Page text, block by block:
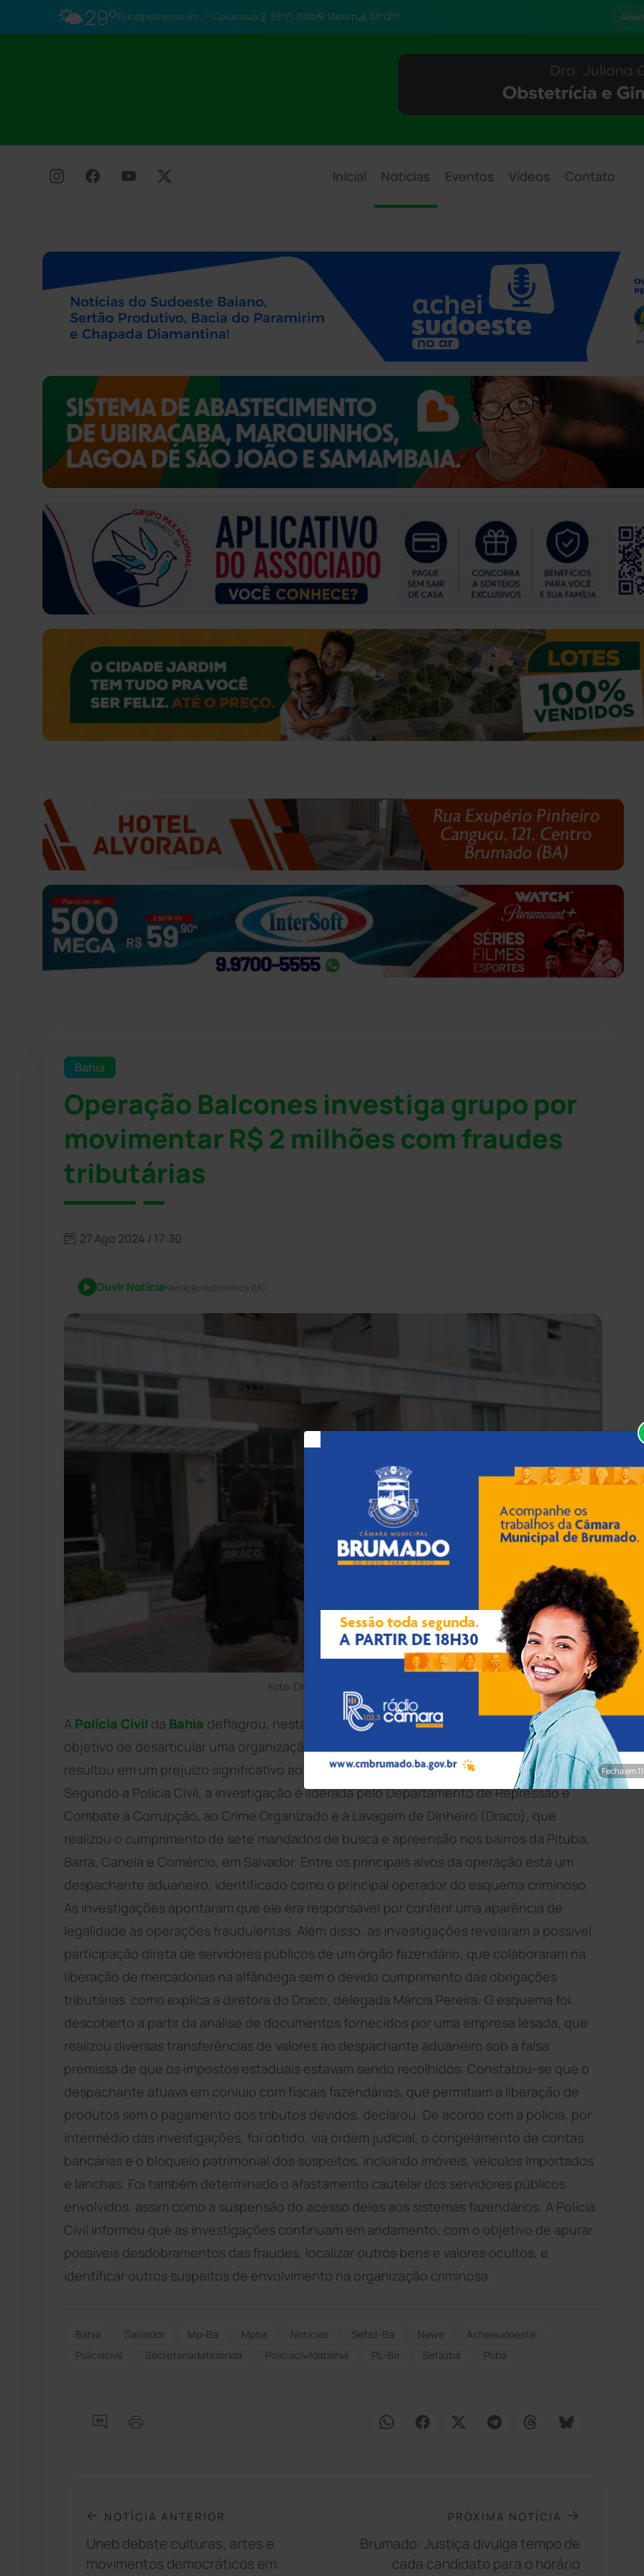
🌤️29° Principalmente limpo Columbus 33° 70% 13km/h 33°/21°
Inicial Notícias Eventos Vídeos Contato
Bahia
Operação Balcones investiga grupo por
movimentar R$ 2 milhões com fraudes
tributárias
27 Ago 2024 / 17:30
Ouvir NotíciaNarração automática (IA)
Foto: Divulgação/Polícia Civil
A Polícia Civil da Bahia deflagrou, nesta terça-feira (27), a operação Balcones, com o
objetivo de desarticular uma organização criminosa envolvida em fraudes tributárias, que
resultou em um prejuízo significativo ao erário estimado em mais de R$ 2 milhões.
Segundo a Polícia Civil, a investigação é liderada pelo Departamento de Repressão e
Combate à Corrupção, ao Crime Organizado e à Lavagem de Dinheiro (Draco), que
realizou o cumprimento de sete mandados de busca e apreensão nos bairros da Pituba,
Barra, Canela e Comércio, em Salvador. Entre os principais alvos da operação está um
despachante aduaneiro, identificado como o principal operador do esquema criminoso.
As investigações apontaram que ele era responsável por conferir uma aparência de
legalidade às operações fraudulentas. Além disso, as investigações revelaram a possível
participação direta de servidores públicos de um órgão fazendário, que colaboraram na
liberação de mercadorias na alfândega sem o devido cumprimento das obrigações
tributárias  como explica a diretora do Draco, delegada Márcia Pereira. O esquema foi
descoberto a partir da análise de documentos fornecidos por uma empresa lesada, que
realizou diversas transferências de valores ao despachante aduaneiro sob a falsa
premissa de que os impostos estaduais estavam sendo recolhidos. Constatou-se que o
despachante atuava em conluio com fiscais fazendários, que permitiam a liberação de
produtos sem o pagamento dos tributos devidos, declarou. De acordo com a polícia, por
intermédio das investigações, foi obtido, via ordem judicial, o congelamento de contas
bancárias e o bloqueio patrimonial dos suspeitos, incluindo imóveis, veículos importados
e lanchas. Foi também determinado o afastamento cautelar dos servidores públicos
envolvidos, assim como a suspensão do acesso deles aos sistemas fazendários. A Polícia
Civil informou que as investigações continuam em andamento, com o objetivo de apurar
possíveis desdobramentos das fraudes, localizar outros bens e valores ocultos, e
identificar outros suspeitos de envolvimento na organização criminosa.
Bahia Salvador Mp-Ba Mpba Notícias Sefaz-Ba News
Acheisudoeste
Políciacivil
Secretariadafazenda Políciacivildabahia Pc-Ba Sefazba Pcba
NOTÍCIA ANTERIOR
Uneb debate culturas, artes e
movimentos democráticos em
PRÓXIMA NOTÍCIA
Brumado: Justiça divulga tempo de
cada candidato para o horário
Fecha em